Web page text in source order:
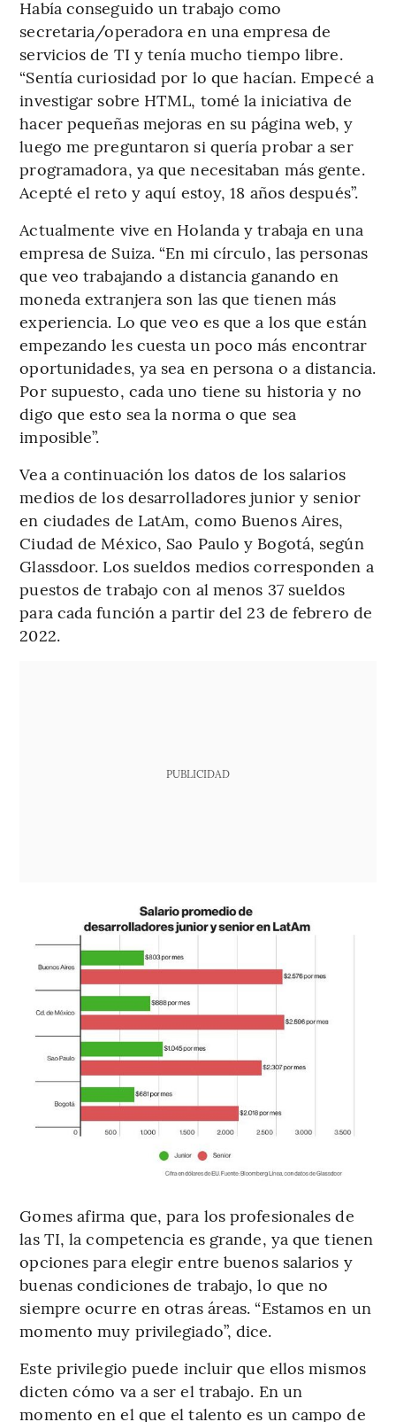
Había conseguido un trabajo como
secretaria/operadora en una empresa de
servicios de TI y tenía mucho tiempo libre.
“Sentía curiosidad por lo que hacían. Empecé a
investigar sobre HTML, tomé la iniciativa de
hacer pequeñas mejoras en su página web, y
luego me preguntaron si quería probar a ser
programadora, ya que necesitaban más gente.
Acepté el reto y aquí estoy, 18 años después”.
Actualmente vive en Holanda y trabaja en una
empresa de Suiza. “En mi círculo, las personas
que veo trabajando a distancia ganando en
moneda extranjera son las que tienen más
experiencia. Lo que veo es que a los que están
empezando les cuesta un poco más encontrar
oportunidades, ya sea en persona o a distancia.
Por supuesto, cada uno tiene su historia y no
digo que esto sea la norma o que sea
imposible”.
Vea a continuación los datos de los salarios
medios de los desarrolladores junior y senior
en ciudades de LatAm, como Buenos Aires,
Ciudad de México, Sao Paulo y Bogotá, según
Glassdoor. Los sueldos medios corresponden a
puestos de trabajo con al menos 37 sueldos
para cada función a partir del 23 de febrero de
2022.
PUBLICIDAD
Gomes afirma que, para los profesionales de
las TI, la competencia es grande, ya que tienen
opciones para elegir entre buenos salarios y
buenas condiciones de trabajo, lo que no
siempre ocurre en otras áreas. “Estamos en un
momento muy privilegiado”, dice.
Este privilegio puede incluir que ellos mismos
dicten cómo va a ser el trabajo. En un
momento en el que el talento es un campo de